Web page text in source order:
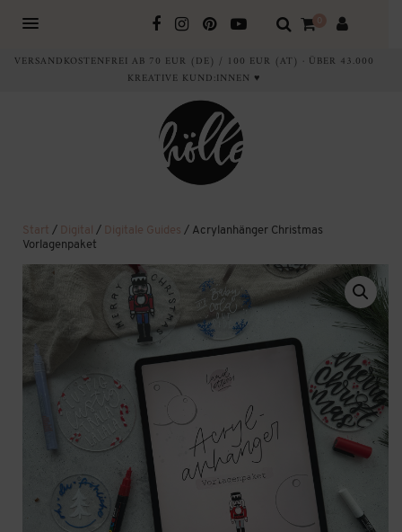
0
VERSANDKOSTENFREI AB 70 EUR (DE) / 100 EUR (AT) · ÜBER 43.000
KREATIVE KUND:INNEN ♥
Start / Digital / Digitale Guides / Acrylanhänger Christmas
Vorlagenpaket